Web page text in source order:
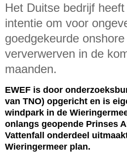
Het Duitse bedrijf
intentie om voor
goedgekeurde
ververwerven in de
maanden.
EWEF is door
van TNO) opgericht en is
windpark in de
onlangs geopende Prinses
Vattenfall onderdeel
Wieringermeer plan.